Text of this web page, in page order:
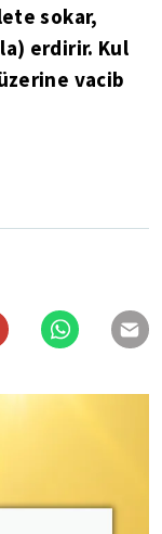
sokar,
erdirir. Kul
vacib